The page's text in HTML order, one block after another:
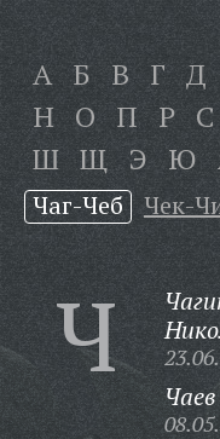
А Б В Г Д
Н О П Р С
Ш Щ Э Ю
Чаг-Чеб Чек-
Ч